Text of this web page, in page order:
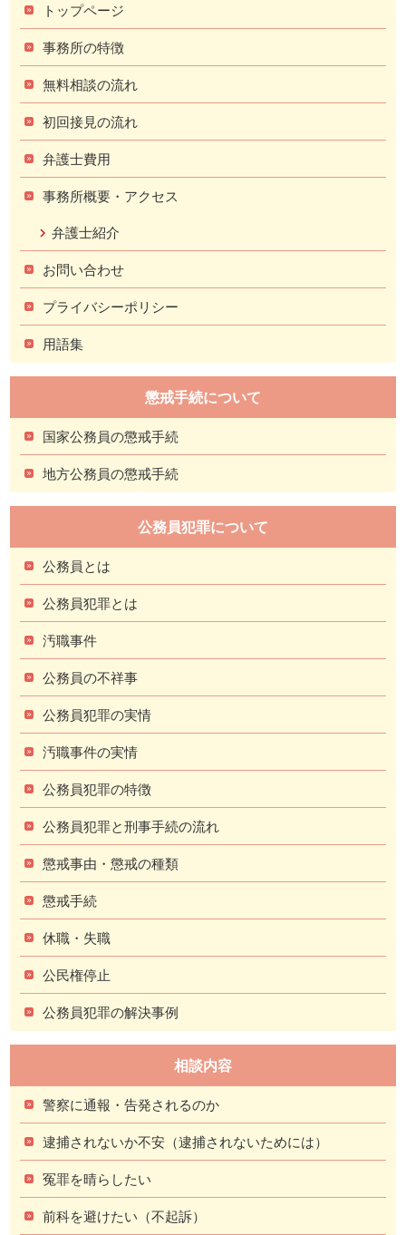
トップページ
事務所の特徴
無料相談の流れ
初回接見の流れ
弁護士費用
事務所概要・アクセス
弁護士紹介
お問い合わせ
プライバシーポリシー
用語集
懲戒手続について
国家公務員の懲戒手続
地方公務員の懲戒手続
公務員犯罪について
公務員とは
公務員犯罪とは
汚職事件
公務員の不祥事
公務員犯罪の実情
汚職事件の実情
公務員犯罪の特徴
公務員犯罪と刑事手続の流れ
懲戒事由・懲戒の種類
懲戒手続
休職・失職
公民権停止
公務員犯罪の解決事例
相談内容
警察に通報・告発されるのか
逮捕されないか不安（逮捕されないためには）
冤罪を晴らしたい
前科を避けたい（不起訴）